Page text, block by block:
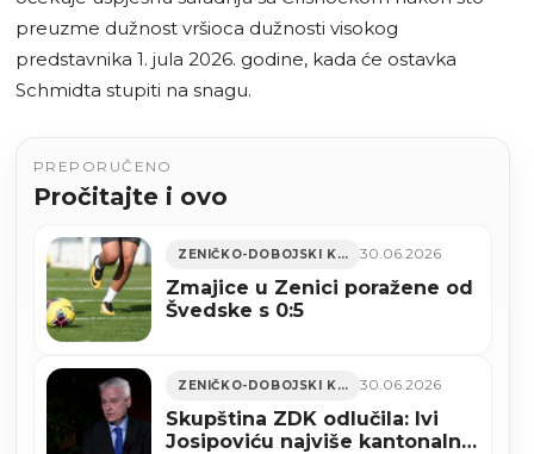
preuzme dužnost vršioca dužnosti visokog
predstavnika 1. jula 2026. godine, kada će ostavka
Schmidta stupiti na snagu.
PREPORUČENO
Pročitajte i ovo
ZENIČKO-DOBOJSKI KANTON 30.06.2026
Zmajice u Zenici poražene od
Švedske s 0:5
ZENIČKO-DOBOJSKI KANTON 30.06.2026
Skupština ZDK odlučila: Ivi
Josipoviću najviše kantonalno